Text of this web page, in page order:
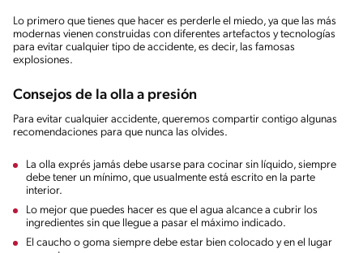
Lo primero que tienes que hacer es perderle el miedo, ya que las más
modernas vienen construidas con diferentes artefactos y tecnologías
para evitar cualquier tipo de accidente, es decir, las famosas
explosiones.
Consejos de la olla a presión
Para evitar cualquier accidente, queremos compartir contigo algunas
recomendaciones para que nunca las olvides.
La olla exprés jamás debe usarse para cocinar sin líquido, siempre
debe tener un mínimo, que usualmente está escrito en la parte
interior.
Lo mejor que puedes hacer es que el agua alcance a cubrir los
ingredientes sin que llegue a pasar el máximo indicado.
El caucho o goma siempre debe estar bien colocado y en el lugar